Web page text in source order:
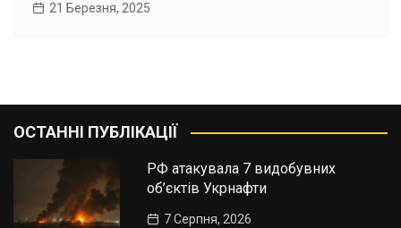
21 Березня, 2025
ОСТАННІ ПУБЛІКАЦІЇ
РФ атакувала 7 видобувних
об’єктів Укрнафти
7 Серпня, 2026